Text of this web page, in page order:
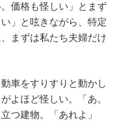
価格も怪しい」とまず
」と呟きながら、特定
まずは私たち夫婦だけ
車をすりすりと動かし
よほど怪しい。「あ。
つ建物。「あれよ」